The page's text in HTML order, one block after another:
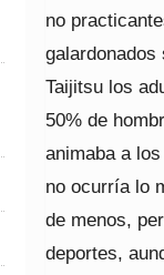
no
galardonados
Taijitsu los
50% de
animaba a
no ocurría lo
de menos,
deportes,